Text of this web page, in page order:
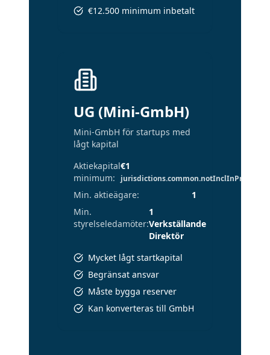
€12.500 minimum inbetalt
UG (Mini-GmbH)
Mini-GmbH för startups med
lågt kapital
Aktiekapital
minimum:
€1
jurisdictions.common.notInclInPrice
Min. aktieägare:
1
Min.
styrelseledamöter:
1
Verkställande
Direktör
Mycket lågt startkapital
Begränsat ansvar
Måste bygga reserver
Kan konverteras till GmbH